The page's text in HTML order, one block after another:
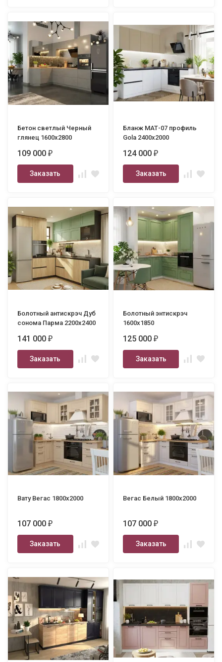
Бетон светлый Черный
глянец 1600х2800
109 000₽
Заказать
Бланж МАТ-07 профиль
Gola 2400х2000
124 000₽
Заказать
Болотный антискрэч Дуб
сонома Парма 2200х2400
141 000₽
Заказать
Болотный энтискрэч
1600х1850
125 000₽
Заказать
Вату Вегас 1800х2000
107 000₽
Заказать
Вегас Белый 1800х2000
107 000₽
Заказать